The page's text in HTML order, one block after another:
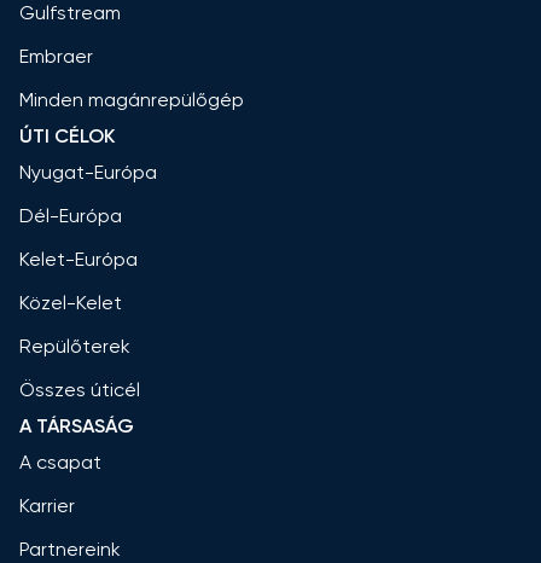
Gulfstream
Embraer
Minden magánrepülőgép
ÚTI CÉLOK
Nyugat-Európa
Dél-Európa
Kelet-Európa
Közel-Kelet
Repülőterek
Összes úticél
A TÁRSASÁG
A csapat
Karrier
Partnereink